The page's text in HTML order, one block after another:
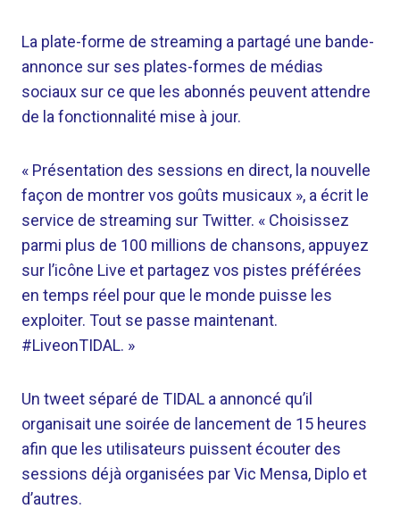
La plate-forme de streaming a partagé une bande-
annonce sur ses plates-formes de médias
sociaux sur ce que les abonnés peuvent attendre
de la fonctionnalité mise à jour.
« Présentation des sessions en direct, la nouvelle
façon de montrer vos goûts musicaux », a écrit le
service de streaming sur Twitter. « Choisissez
parmi plus de 100 millions de chansons, appuyez
sur l’icône Live et partagez vos pistes préférées
en temps réel pour que le monde puisse les
exploiter. Tout se passe maintenant.
#LiveonTIDAL. »
Un tweet séparé de TIDAL a annoncé qu’il
organisait une soirée de lancement de 15 heures
afin que les utilisateurs puissent écouter des
sessions déjà organisées par Vic Mensa, Diplo et
d’autres.